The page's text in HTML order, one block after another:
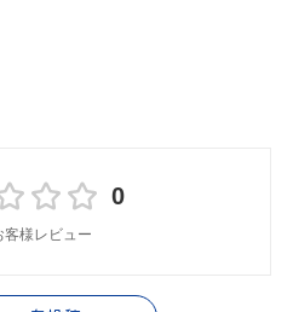
0
客様レビュー